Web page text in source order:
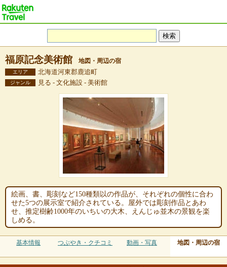
福原記念美術館 地図・周辺の宿
エリア 北海道河東郡鹿追町
ジャンル 見る - 文化施設 - 美術館
絵画、書、彫刻など150種類以の作品が、それぞれの個性に合わ
せた5つの展示室で紹介されている。屋外では彫刻作品とあわ
せ、推定樹齢1000年のいちいの大木、えんじゅ並木の景観を楽
しめる。
基本情報 つぶやき・クチコミ 動画・写真 地図・周辺の宿